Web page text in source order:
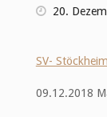
20.
SV-
09.12.2018